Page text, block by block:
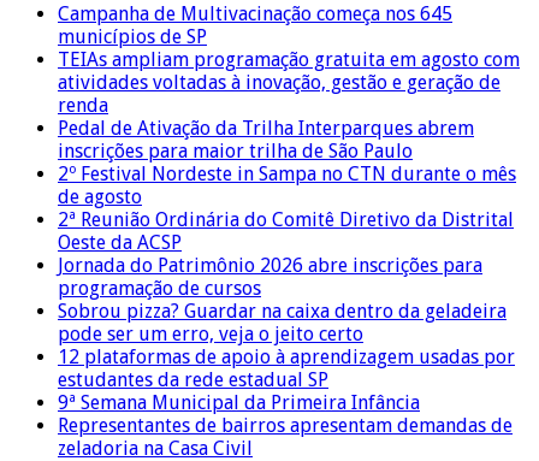
Campanha de Multivacinação começa nos 645
municípios de SP
TEIAs ampliam programação gratuita em agosto com
atividades voltadas à inovação, gestão e geração de
renda
Pedal de Ativação da Trilha Interparques abrem
inscrições para maior trilha de São Paulo
2º Festival Nordeste in Sampa no CTN durante o mês
de agosto
2ª Reunião Ordinária do Comitê Diretivo da Distrital
Oeste da ACSP
Jornada do Patrimônio 2026 abre inscrições para
programação de cursos
Sobrou pizza? Guardar na caixa dentro da geladeira
pode ser um erro, veja o jeito certo
12 plataformas de apoio à aprendizagem usadas por
estudantes da rede estadual SP
9ª Semana Municipal da Primeira Infância
Representantes de bairros apresentam demandas de
zeladoria na Casa Civil